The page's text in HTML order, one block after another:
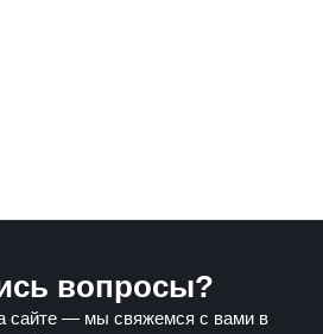
вопросы?
сайте — мы свяжемся с вами в